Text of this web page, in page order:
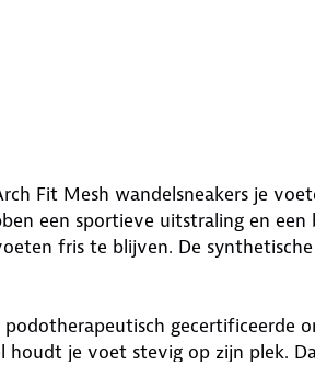
Fit Mesh wandelsneakers je
een sportieve uitstraling en
fris te blijven. De
gecertificeerde
je voet stevig op zijn plek.